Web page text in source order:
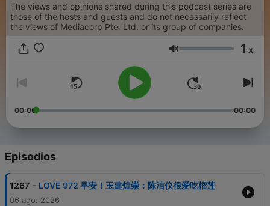
The views and opinions shared during this podcast series are
those of the hosts and guests and do not necessarily reflect
the views of Mediacorp Pte. Ltd. or its group of companies.
Volumen 1 x
00:00 00:00
Episodios
1267 - LOVE 972 早安！玉建煌崇：陈洁仪很爱吃榴莲
06 ago. 2026